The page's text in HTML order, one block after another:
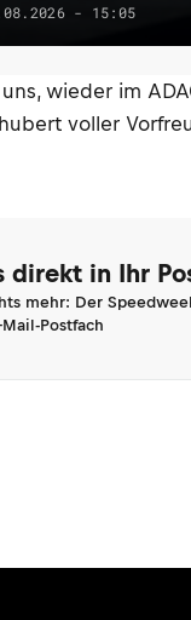
- 15:05
wieder im
voller
direkt in Ihr
mehr: Der
Postfach